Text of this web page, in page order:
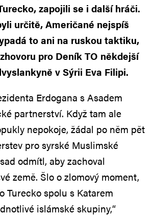
zapojili se i další hráči.
určitě, Američané nejspíš
to ani na ruskou taktiku,
pro Deník TO někdejší
v Sýrii Eva Filipi.
Erdogana s Asadem
partnerství. Když tam ale
nepokoje, žádal po něm pět
pro syrské Muslimské
odmítl, aby zachoval
země. Šlo o zlomový moment,
Turecko spolu s Katarem
islámské skupiny,“